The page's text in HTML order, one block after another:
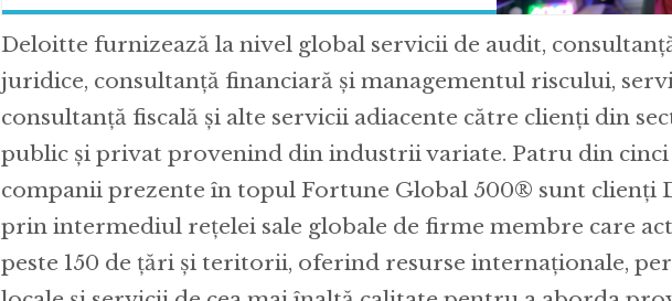
Deloitte furnizează la nivel global servicii de audit,
juridice, consultanță financiară și managementul riscului,
consultanță fiscală și alte servicii adiacente către clienți din
public și privat provenind din industrii variate. Patru din cinci
companii prezente în topul Fortune Global 500® sunt clienți
prin intermediul rețelei sale globale de firme membre care
peste 150 de țări și teritorii, oferind resurse internaționale,